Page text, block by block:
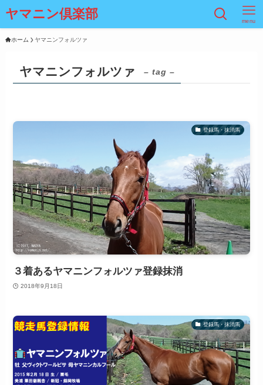
ヤマニン倶楽部 menu
ホーム ヤマニンフォルツァ
ヤマニンフォルツァ – tag –
登録馬・抹消馬
３着あるヤマニンフォルツァ登録抹消
2018年9月18日
登録馬・抹消馬